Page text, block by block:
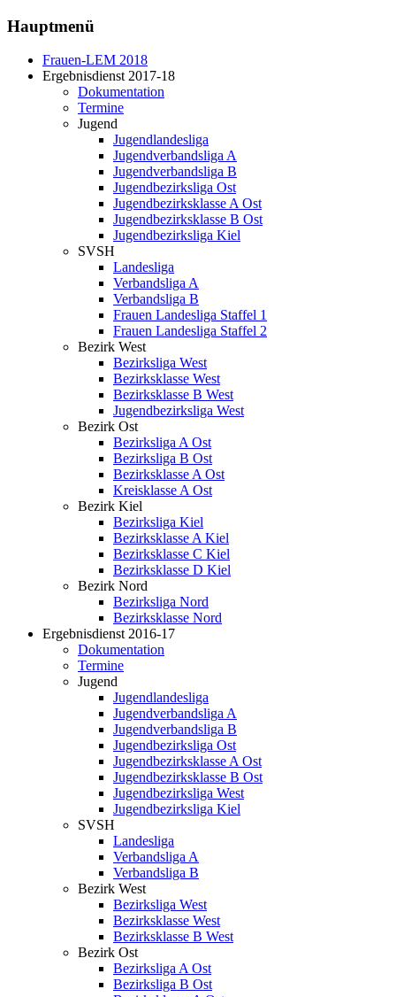
Hauptmenü
Frauen-LEM 2018
Ergebnisdienst 2017-18
Dokumentation
Termine
Jugend
Jugendlandesliga
Jugendverbandsliga A
Jugendverbandsliga B
Jugendbezirksliga Ost
Jugendbezirksklasse A Ost
Jugendbezirksklasse B Ost
Jugendbezirksliga Kiel
SVSH
Landesliga
Verbandsliga A
Verbandsliga B
Frauen Landesliga Staffel 1
Frauen Landesliga Staffel 2
Bezirk West
Bezirksliga West
Bezirksklasse West
Bezirksklasse B West
Jugendbezirksliga West
Bezirk Ost
Bezirksliga A Ost
Bezirksliga B Ost
Bezirksklasse A Ost
Kreisklasse A Ost
Bezirk Kiel
Bezirksliga Kiel
Bezirksklasse A Kiel
Bezirksklasse C Kiel
Bezirksklasse D Kiel
Bezirk Nord
Bezirksliga Nord
Bezirksklasse Nord
Ergebnisdienst 2016-17
Dokumentation
Termine
Jugend
Jugendlandesliga
Jugendverbandsliga A
Jugendverbandsliga B
Jugendbezirksliga Ost
Jugendbezirksklasse A Ost
Jugendbezirksklasse B Ost
Jugendbezirksliga West
Jugendbezirksliga Kiel
SVSH
Landesliga
Verbandsliga A
Verbandsliga B
Bezirk West
Bezirksliga West
Bezirksklasse West
Bezirksklasse B West
Bezirk Ost
Bezirksliga A Ost
Bezirksliga B Ost